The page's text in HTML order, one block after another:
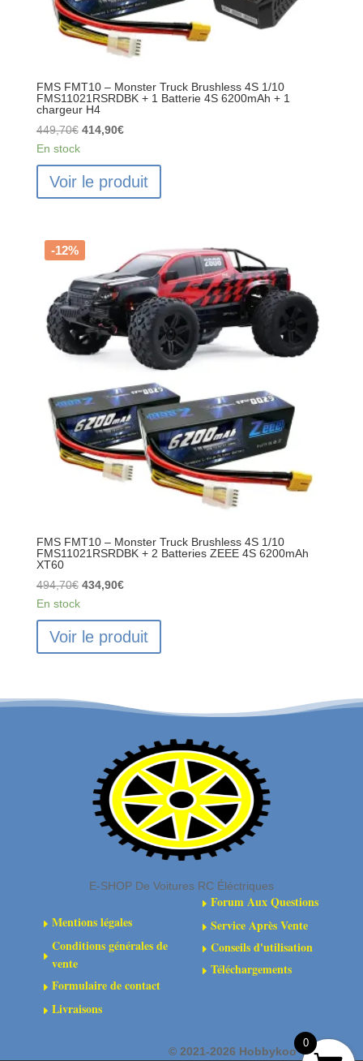
FMS11021RSRDBK
FMS FMT10 – Monster Truck Brushless 4S 1/10
FMS11021RSRDBK + 1 Batterie 4S 6200mAh + 1
chargeur H4
449,70€ Le
initial
était :
414,90€Le
actuel
est :
En stock
Voir le produit
-12%
FMS FMT10 – Monster Truck Brushless 4S 1/10
FMS11021RSRDBK + 2 Batteries ZEEE 4S 6200mAh
XT60
494,70€ Le
initial
était :
494,70€.
434,90€Le
actuel
est :
434,90€.
En stock
Voir le produit
E-SHOP De Voitures RC Éléctriques
EMentions légales
E
Conditions générales de
vente
EFormulaire de contact
ELivraisons
E Forum Aux Questions
E Service Après Vente
E Conseils d'utilisation
E Téléchargements
©2021-2026 Hobbykoo
0